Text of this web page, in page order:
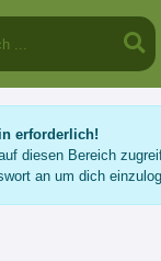
erforderlich!
diesen Bereich
an um dich